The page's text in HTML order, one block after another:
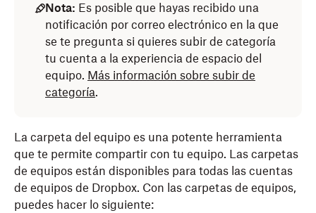
Nota: Es posible que hayas recibido una
notificación por correo electrónico en la que
se te pregunta si quieres subir de categoría
tu cuenta a la experiencia de espacio del
equipo. Más información sobre subir de
categoría.
La carpeta del equipo es una potente herramienta
que te permite compartir con tu equipo. Las carpetas
de equipos están disponibles para todas las cuentas
de equipos de Dropbox. Con las carpetas de equipos,
puedes hacer lo siguiente: